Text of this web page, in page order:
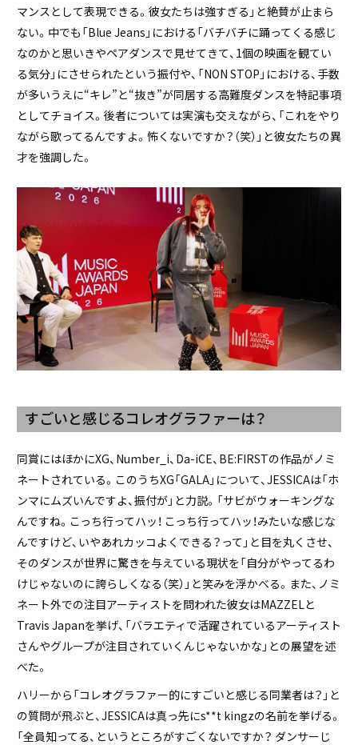
マンスとして表現できる。彼女たちは強すぎる」と絶賛が止まら
ない。中でも「Blue Jeans」における「バチバチに踊ってくる感じ
なのかと思いきやペアダンスで見せてきて、1個の映画を観てい
る気分」にさせられたという振付や、「NON STOP」における、手数
が多いうえに“キレ”と“抜き”が同居する高難度ダンスを特記事項
としてチョイス。後者については実演も交えながら、「これをやり
ながら歌ってるんですよ。怖くないですか？（笑）」と彼女たちの異
才を強調した。
すごいと感じるコレオグラファーは？
同賞にはほかにXG、Number_i、Da-iCE、BE:FIRSTの作品がノミ
ネートされている。このうちXG「GALA」について、JESSICAは「ホ
ンマにムズいんですよ、振付が」と力説。「サビがウォーキングな
んですね。こっち行ってハッ！ こっち行ってハッ！みたいな感じな
んですけど、いやあれカッコよくできる？って」と目を丸くさせ、
そのダンスが世界に驚きを与えている現状を「自分がやってるわ
けじゃないのに誇らしくなる（笑）」と笑みを浮かべる。また、ノミ
ネート外での注目アーティストを問われた彼女はMAZZELと
Travis Japanを挙げ、「バラエティで活躍されているアーティスト
さんやグループが注目されていくんじゃないかな」との展望を述
べた。
ハリーから「コレオグラファー的にすごいと感じる同業者は？」と
の質問が飛ぶと、JESSICAは真っ先にs**t kingzの名前を挙げる。
「全員知ってる、というところがすごくないですか？ ダンサーじ